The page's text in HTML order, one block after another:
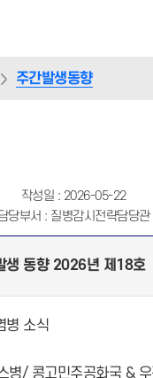
주간발생동향
작성일 : 2026-05-22
당부서 : 질병감시전략담당관
생 동향 2026년 제18호
병 소식
병/ 콩고민주공화국 &